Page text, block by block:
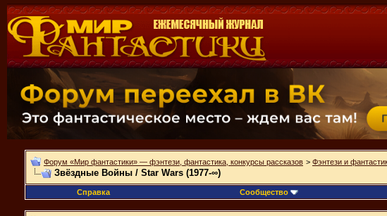
Форум «Мир фантастики» — фэнтези, фантастика, конкурсы рассказов > Фэнтези и
Звёздные Войны / Star Wars (1977-∞)
Справка
Сообщество